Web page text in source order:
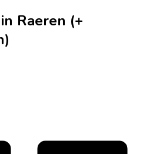
Raeren (+